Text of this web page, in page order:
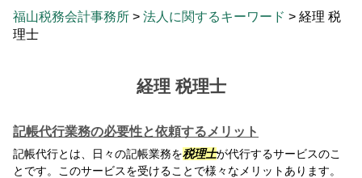
福山税務会計事務所 > 法人に関するキーワード > 経理 税
理士
経理 税理士
記帳代行業務の必要性と依頼するメリット
記帳代行とは、日々の記帳業務を税理士が代行するサービスのこ
とです。このサービスを受けることで様々なメリットあります。